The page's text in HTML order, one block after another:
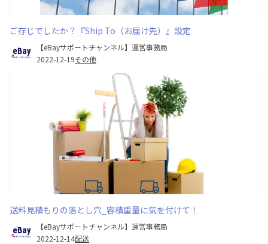
ご存じでしたか？『Ship To（お届け先）』設定
【eBayサポートチャンネル】運営事務局
2022-12-19その他
送料見積もりの落とし穴_容積重量に気を付けて！
【eBayサポートチャンネル】運営事務局
2022-12-14配送